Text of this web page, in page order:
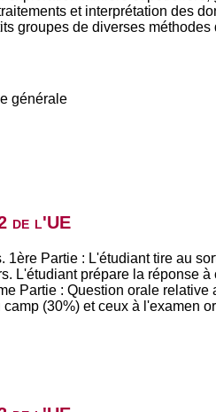
et interprétation des
groupes de diverses
générale
de l'UE
1ère Partie : L'étudiant tire au
L'étudiant prépare la réponse
Partie : Question orale
(30%) et ceux à l'examen